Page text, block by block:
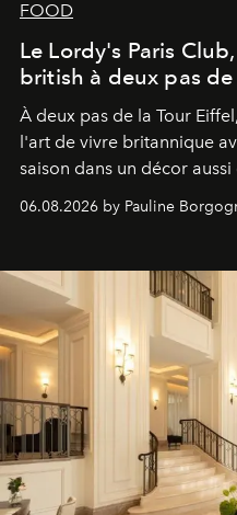
FOOD
Le Lordy's Paris
british à deux pas de
À deux pas de la Tour
l'art de vivre britannique
saison dans un décor
06.08.2026 by Pauline